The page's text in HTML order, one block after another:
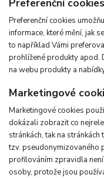
Preferenční cookies
Preferenční cookies
informace, které mění, jak
to například Vámi
prohlížené produkty apod.
na webu produkty a
Marketingové
Marketingové cookies
dokázali zobrazit co
stránkách, tak na
tzv. pseudonymizovaného
profilováním zpravidla
osoby, protože jsou